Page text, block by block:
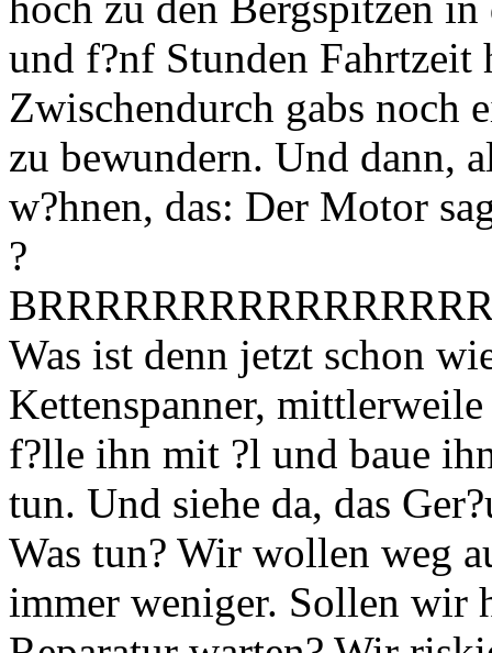
und f?nf Stunden Fahrtzeit
Zwischendurch gabs noch
zu bewundern. Und dann,
w?hnen, das: Der Motor
?
Was ist denn jetzt schon
Kettenspanner,
f?lle ihn mit ?l und baue
tun. Und siehe da, das
Was tun? Wir wollen weg
immer weniger. Sollen wir